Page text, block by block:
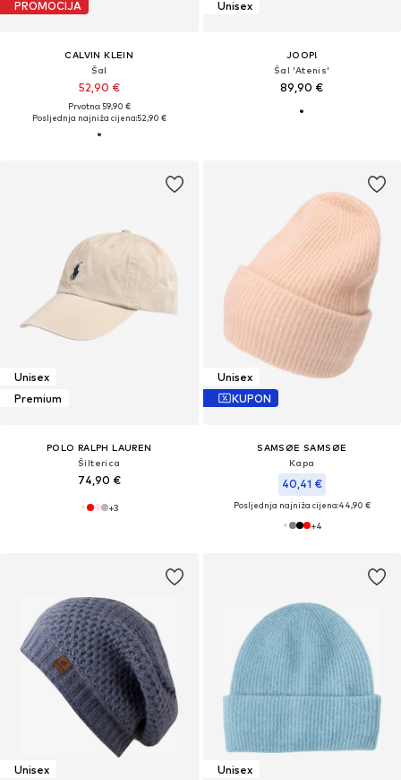
PROMOCIJA
CALVIN KLEIN
Šal
52,90 €
Prvotno: 59,90 €
Posljednja najniža cijena:52,90 €
Unisex
JOOP!
Šal 'Atenis'
89,90 €
Unisex
Premium
POLO RALPH LAUREN
Šilterica
74,90 €
+3
Unisex
KUPON
SAMSØE SAMSØE
Kapa
40,41 €
Posljednja najniža cijena:44,90 €
+4
Unisex
Unisex